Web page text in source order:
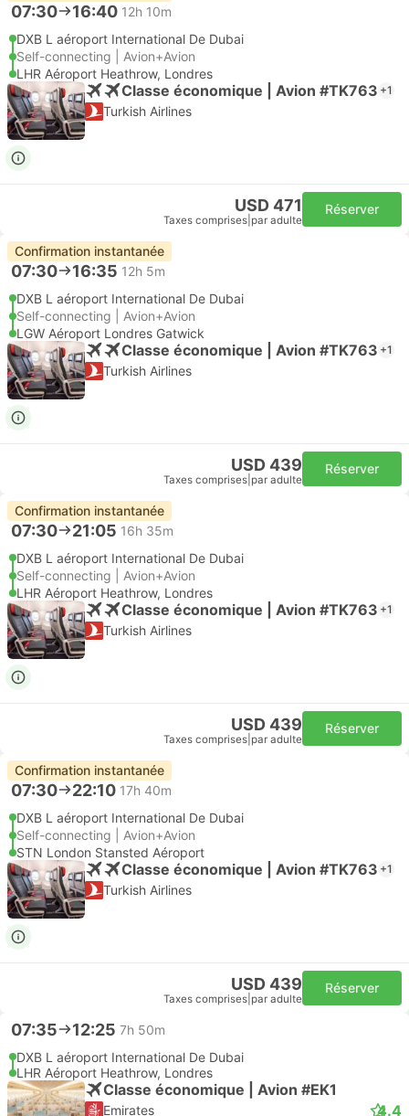
07:30 16:40 12h 10m
DXB L aéroport International De Dubai
Self-connecting | Avion+Avion
LHR Aéroport Heathrow, Londres
Classe économique | Avion #TK763 +1
Turkish Airlines
USD 471
Taxes comprises par adulte
Réserver
Confirmation instantanée
07:30 16:35 12h 5m
DXB L aéroport International De Dubai
Self-connecting | Avion+Avion
LGW Aéroport Londres Gatwick
Classe économique | Avion #TK763 +1
Turkish Airlines
USD 439
Taxes comprises par adulte
Réserver
Confirmation instantanée
07:30 21:05 16h 35m
DXB L aéroport International De Dubai
Self-connecting | Avion+Avion
LHR Aéroport Heathrow, Londres
Classe économique | Avion #TK763 +1
Turkish Airlines
USD 439
Taxes comprises par adulte
Réserver
Confirmation instantanée
07:30 22:10 17h 40m
DXB L aéroport International De Dubai
Self-connecting | Avion+Avion
STN London Stansted Aéroport
Classe économique | Avion #TK763 +1
Turkish Airlines
USD 439
Taxes comprises par adulte
Réserver
07:35 12:25 7h 50m
DXB L aéroport International De Dubai
LHR Aéroport Heathrow, Londres
Classe économique | Avion #EK1
Emirates 4.4